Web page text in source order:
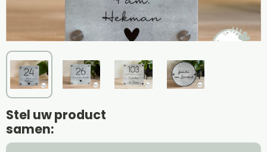
Stel uw product
samen: